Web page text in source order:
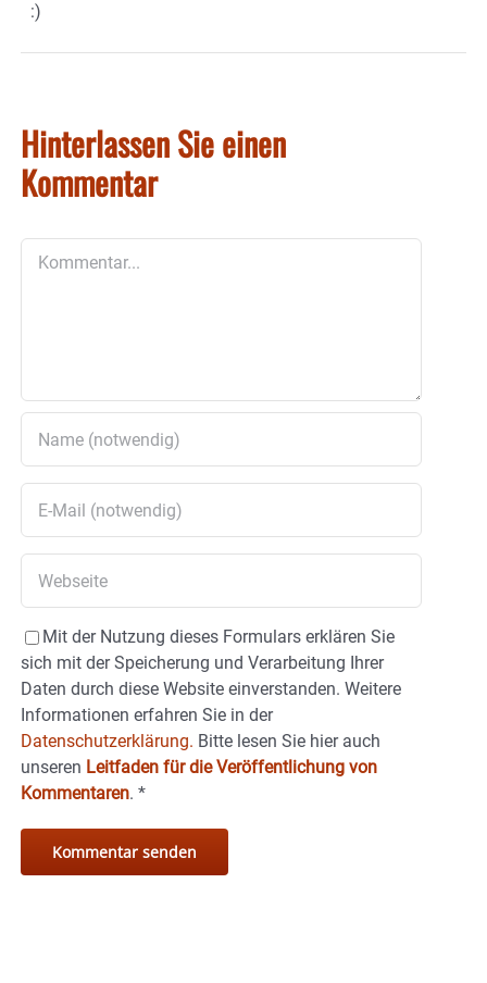
:)
Hinterlassen Sie einen
Kommentar
Mit der Nutzung dieses Formulars erklären Sie
sich mit der Speicherung und Verarbeitung Ihrer
Daten durch diese Website einverstanden. Weitere
Informationen erfahren Sie in der
Datenschutzerklärung. Bitte lesen Sie hier auch
unseren Leitfaden für die Veröffentlichung von
Kommentaren. *